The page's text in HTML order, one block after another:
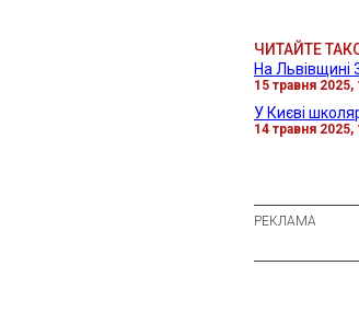
ЧИТАЙТЕ
На Львівщині
15 травня 2025,
У Києві
14 травня 2025,